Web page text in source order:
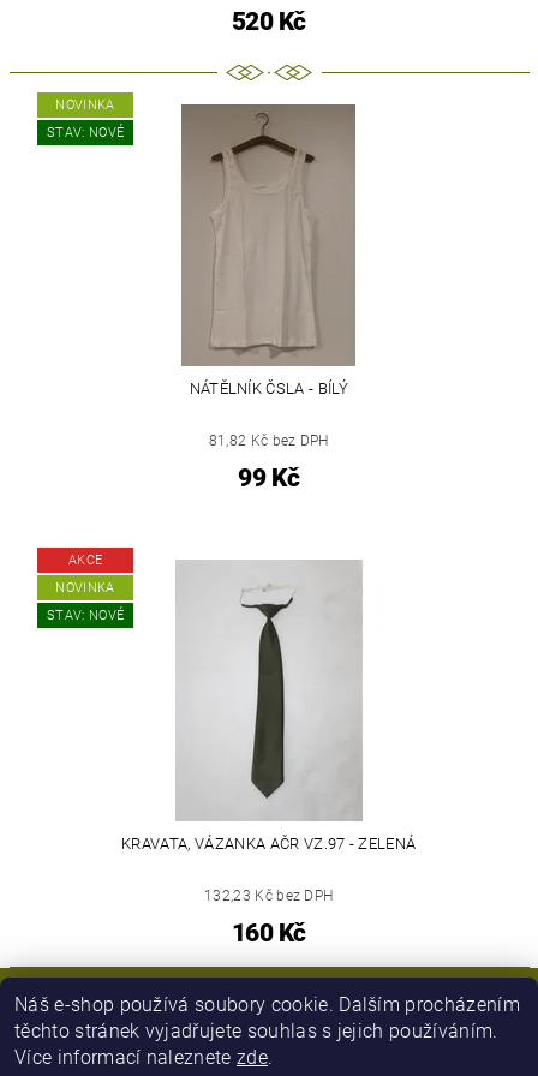
520 Kč
NOVINKA
STAV: NOVÉ
NÁTĚLNÍK ČSLA - BÍLÝ
81,82 Kč bez DPH
99 Kč
AKCE
NOVINKA
STAV: NOVÉ
KRAVATA, VÁZANKA AČR VZ.97 - ZELENÁ
132,23 Kč bez DPH
160 Kč
Náš e-shop používá soubory cookie. Dalším procházením
těchto stránek vyjadřujete souhlas s jejich používáním.
Více informací naleznetezde.